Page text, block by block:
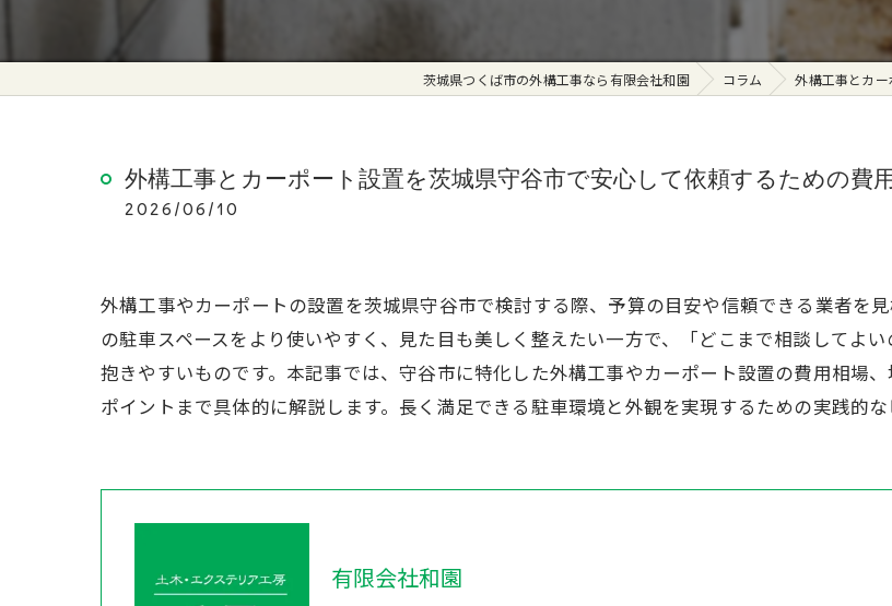
茨城県つくば市の外構工事なら有限会社和園 コラム 外構工事とカ
外構工事とカーポート設置を茨城県守谷市で安心して依頼するための費
2026/06/10
外構工事やカーポートの設置を茨城県守谷市で検討する際、予算の目安や信頼できる業者を
の駐車スペースをより使いやすく、見た目も美しく整えたい一方で、「どこまで相談してよ
抱きやすいものです。本記事では、守谷市に特化した外構工事やカーポート設置の費用相場
ポイントまで具体的に解説します。長く満足できる駐車環境と外観を実現するための実践的な
有限会社和園